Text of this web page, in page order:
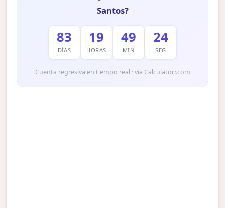
Santos?
83
DÍAS
19
HORAS
49
MIN
23
SEG
Cuenta regresiva en tiempo real · vía Calculatorr.com